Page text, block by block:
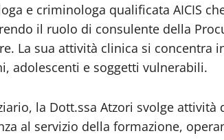
e criminologa qualificata AICIS
il ruolo di consulente della
La sua attività clinica si concentra
adolescenti e soggetti vulnerabili.
la Dott.ssa Atzori svolge attività
al servizio della formazione,